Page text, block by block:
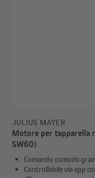
JULIUS MAYER
Motore per
SW60)
Comando comodo
Controllabile via app